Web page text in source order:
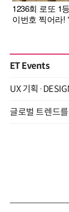
ET Events